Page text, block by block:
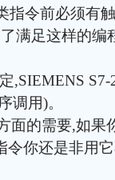
指令前必须有
满足这样的编
,SIEMENS
调用)。
面的需要,如果
令你还是非用